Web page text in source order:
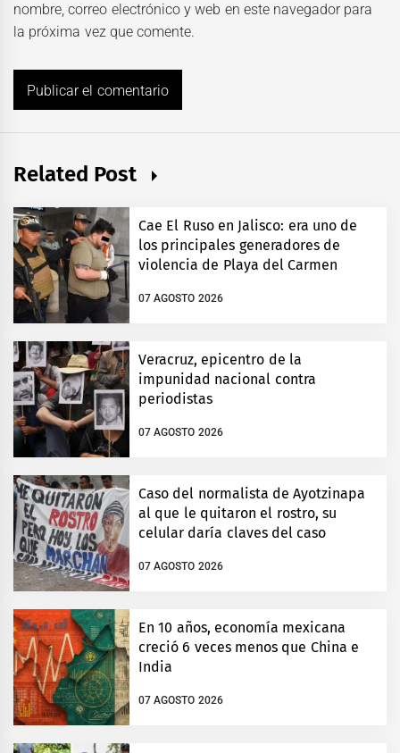
nombre, correo electrónico y web en este navegador para
la próxima vez que comente.
Related Post
Cae El Ruso en Jalisco: era uno de
los principales generadores de
violencia de Playa del Carmen
07 AGOSTO 2026
Veracruz, epicentro de la
impunidad nacional contra
periodistas
07 AGOSTO 2026
Caso del normalista de Ayotzinapa
al que le quitaron el rostro, su
celular daría claves del caso
07 AGOSTO 2026
En 10 años, economía mexicana
creció 6 veces menos que China e
India
07 AGOSTO 2026